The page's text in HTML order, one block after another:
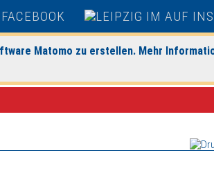
Matomo zu erstellen. Mehr